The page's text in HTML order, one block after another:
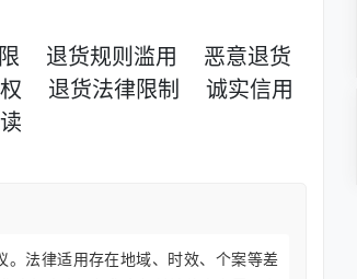
退货规则滥用
恶意退货
退货法律限制
诚实信用
法律适用存在地域、时效、个案等差